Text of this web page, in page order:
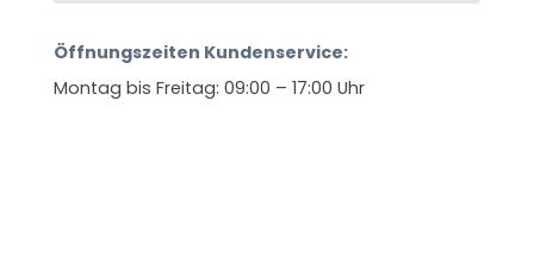
Öffnungszeiten Kundenservice:
Montag bis Freitag: 09:00 – 17:00 Uhr